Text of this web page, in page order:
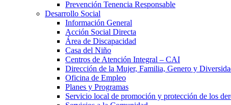
Prevención Tenencia Responsable
Desarrollo Social
Información General
Acción Social Directa
Área de Discapacidad
Casa del Niño
Centros de Atención Integral – CAI
Dirección de la Mujer, Familia, Genero y
Oficina de Empleo
Planes y Programas
Servicio local de promoción y protección de los